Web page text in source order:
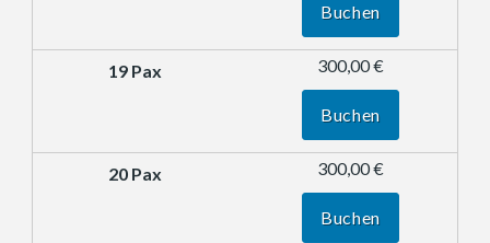
Buchen
300,00 €
Buchen
300,00 €
Buchen